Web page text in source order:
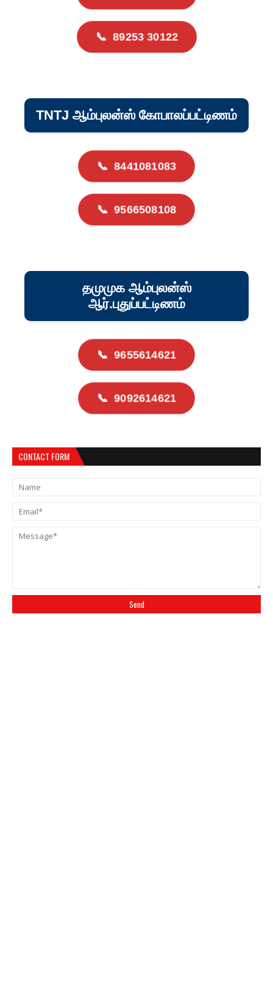
📞 89253 30122
TNTJ ஆம்புலன்ஸ் கோபாலப்பட்டிணம்
📞 8441081083
📞 9566508108
தமுமுக ஆம்புலன்ஸ்
ஆர்.புதுப்பட்டிணம்
📞 9655614621
📞 9092614621
CONTACT FORM